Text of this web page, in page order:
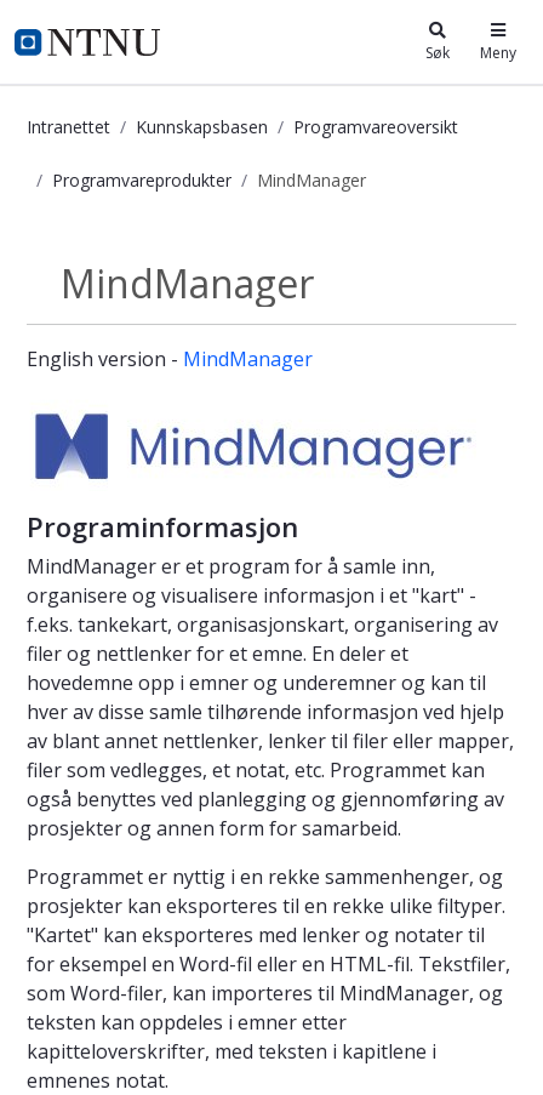
i.ntnu.no Søk Meny
Intranettet Kunnskapsbasen Programvareoversikt
Programvareprodukter MindManager
Programvareprodukter
MindManager
English version - MindManager
Programinformasjon
MindManager er et program for å samle inn,
organisere og visualisere informasjon i et "kart" -
f.eks. tankekart, organisasjonskart, organisering av
filer og nettlenker for et emne. En deler et
hovedemne opp i emner og underemner og kan til
hver av disse samle tilhørende informasjon ved hjelp
av blant annet nettlenker, lenker til filer eller mapper,
filer som vedlegges, et notat, etc. Programmet kan
også benyttes ved planlegging og gjennomføring av
prosjekter og annen form for samarbeid.
Programmet er nyttig i en rekke sammenhenger, og
prosjekter kan eksporteres til en rekke ulike filtyper.
"Kartet" kan eksporteres med lenker og notater til
for eksempel en Word-fil eller en HTML-fil. Tekstfiler,
som Word-filer, kan importeres til MindManager, og
teksten kan oppdeles i emner etter
kapitteloverskrifter, med teksten i kapitlene i
emnenes notat.